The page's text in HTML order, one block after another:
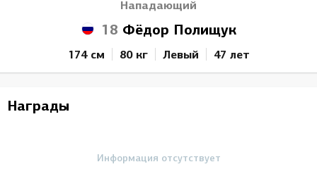
Нападающий
18 Фёдор Полищук
174 см 80 кг Левый 47 лет
Награды
Информация отсутствует